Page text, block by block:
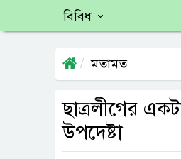
বিবিধ
মতামত
ছাত্রলীগের
উপদেষ্টা